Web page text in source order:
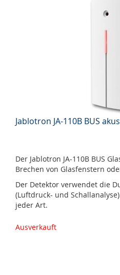
Jablotron JA-110B BUS
Der Jablotron JA-110B BUS
Brechen von Glasfenstern
Der Detektor verwendet die
(Luftdruck- und
jeder Art.
Ausverkauft